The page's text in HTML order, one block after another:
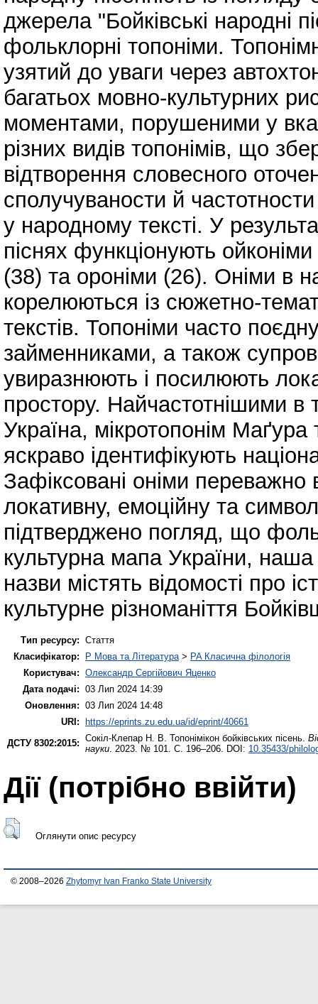
джерела "Бойківські народні
фольклорні топоніми.
узятий до уваги через
багатьох мовно-культурних
моментами, порушеними у
різних видів топонімів, що
відтворення словесного
сполучуваности й
у народному тексті. У
піснях функціонують
(38) та ороніми (26). Оніми в
корелюються із сюжетно-
текстів. Топоніми часто
займенниками, а також
увиразнюють і посилюють
простору. Найчастотнішими в
Україна, мікротопонім
яскраво ідентифікують
Зафіксовані оніми переважно
локативну, емоційну та
підтверджено погляд, що
культурна мапа України, наша
назви містять відомості про
культурне різноманіття
Тип ресурсу: Стаття
Класифікатор:
P Мова та Література > PA Класична філологія
Користувач: Олександр Сергійович Яценко
Дата подачі: 03 Лип 2024 14:39
Оновлення: 03 Лип 2024 14:48
URI: https://eprints.zu.edu.ua/id/eprint/40661
ДСТУ 8302:2015: Сокіл-Клепар Н. В. Топонімікон бойківських пісень.
науки . 2023. № 101. С. 196–206. DOI: 10.35433/
Дії ​​(потрібно ввійти)
Оглянути опис ресурсу
© 2008–2026 Zhytomyr Ivan Franko State University